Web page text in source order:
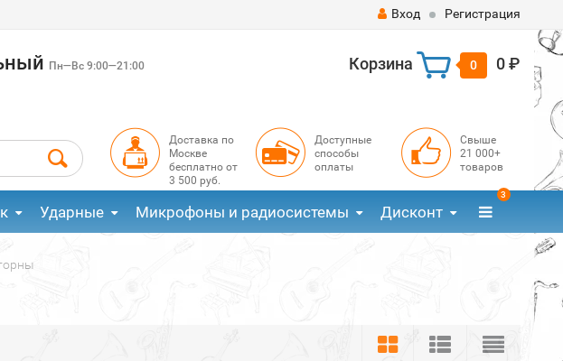
Вход Регистрация
Пн—Вс 9:00—21:00 Корзина 0 0 ₽
Доставка по
Москве
бесплатно от
3 500 руб.
Доступные
способы
оплаты
Свыше
21 000+
товаров
Ударные Микрофоны и радиосистемы Дисконт
3